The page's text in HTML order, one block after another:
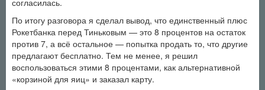
согласилась.
По итогу разговора я сделал вывод, что единственный плюс
Рокетбанка перед Тиньковым — это 8 процентов на остаток
против 7, а всё остальное — попытка продать то, что другие
предлагают бесплатно. Тем не менее, я решил
воспользоваться этими 8 процентами, как альтернативной
«корзиной для яиц» и заказал карту.